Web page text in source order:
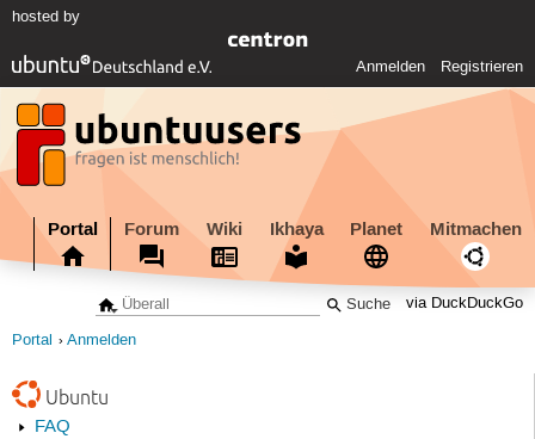
hosted by
Anmelden Registrieren
Portal Forum Wiki Ikhaya Planet Mitmachen
via DuckDuckGo
Portal Anmelden
Ubuntu
FAQ